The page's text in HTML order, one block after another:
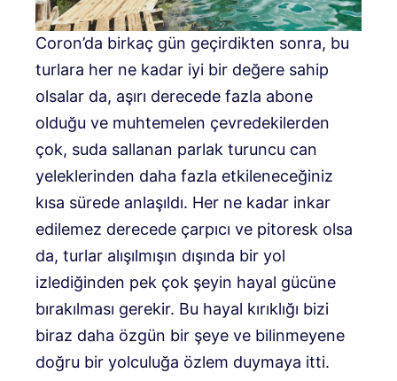
Coron’da birkaç gün geçirdikten sonra, bu
turlara her ne kadar iyi bir değere sahip
olsalar da, aşırı derecede fazla abone
olduğu ve muhtemelen çevredekilerden
çok, suda sallanan parlak turuncu can
yeleklerinden daha fazla etkileneceğiniz
kısa sürede anlaşıldı. Her ne kadar inkar
edilemez derecede çarpıcı ve pitoresk olsa
da, turlar alışılmışın dışında bir yol
izlediğinden pek çok şeyin hayal gücüne
bırakılması gerekir. Bu hayal kırıklığı bizi
biraz daha özgün bir şeye ve bilinmeyene
doğru bir yolculuğa özlem duymaya itti.